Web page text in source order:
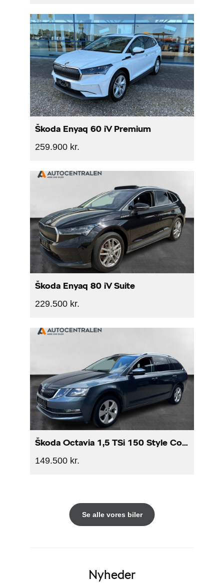
Škoda Enyaq 60 iV Premium
259.900 kr.
Škoda Enyaq 80 iV Suite
229.500 kr.
Škoda Octavia 1,5 TSi 150 Style Combi DSG
149.500 kr.
Se alle vores biler
Nyheder